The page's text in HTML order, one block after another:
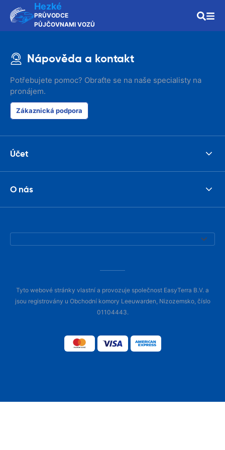
Hezké
PRŮVODCE
PŮJČOVNAMI VOZŮ
Nápověda a kontakt
Potřebujete pomoc? Obraťte se na naše specialisty na
pronájem.
Zákaznická podpora
Účet
O nás
Tyto webové stránky vlastní a provozuje společnost EasyTerra B.V. a
jsou registrovány u Obchodní komory Leeuwarden, Nizozemsko, číslo
01104443.